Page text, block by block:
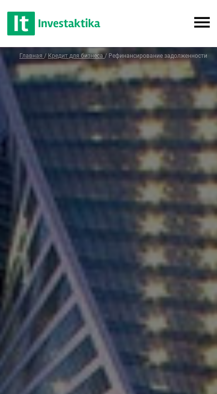
Главная / Кредит для бизнеса / Рефинансирование задолженности